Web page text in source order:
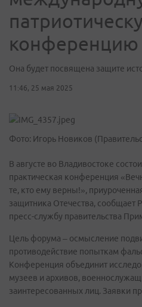
конференцию
Она будет посвящена защите
11:46, 25 мая 2025
Фото: Игорь Новиков
В августе во Владивостоке
практическая конференция
те, кто ему верны!»,
защитника Отечества, сообщает
пресс-службу правительства
Цель форума – осмысление
противодействие попыткам
Конференция объединит
музеев и архивов,
заинтересованных лиц. Заявки